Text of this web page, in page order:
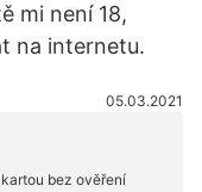
mi není 18,
na internetu.
05.03.2021